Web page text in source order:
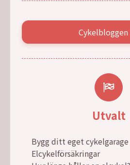
Cykelbloggen
Utvalt
Bygg ditt eget cykelgarage
Elcykelförsäkringar